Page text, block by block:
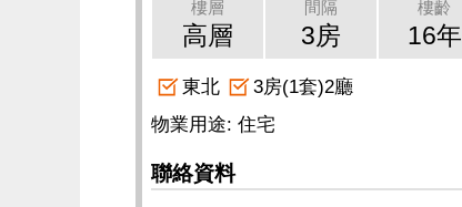
樓層
高層
間隔
3房
樓齡
16年
東北
3房(1套)2廳
物業用途: 住宅
聯絡資料